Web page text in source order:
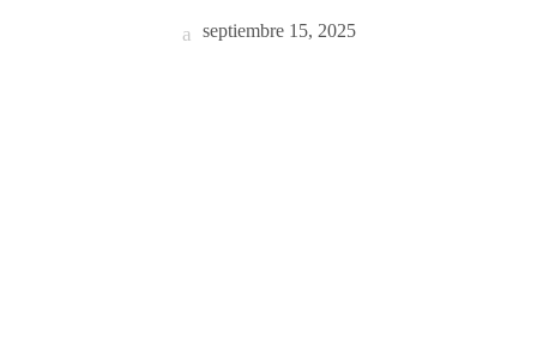
septiembre 15, 2025